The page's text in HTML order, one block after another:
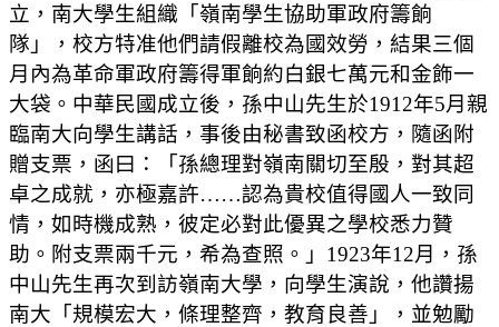
立，南大學生組織「嶺南學生協助軍政府籌餉
隊」，校方特准他們請假離校為國效勞，結果三個
月內為革命軍政府籌得軍餉約白銀七萬元和金飾一
大袋。中華民國成立後，孫中山先生於1912年5月親
臨南大向學生講話，事後由秘書致函校方，隨函附
贈支票，函曰：「孫總理對嶺南關切至殷，對其超
卓之成就，亦極嘉許……認為貴校值得國人一致同
情，如時機成熟，彼定必對此優異之學校悉力贊
助。附支票兩千元，希為查照。」1923年12月，孫
中山先生再次到訪嶺南大學，向學生演說，他讚揚
南大「規模宏大，條理整齊，教育良善」，並勉勵